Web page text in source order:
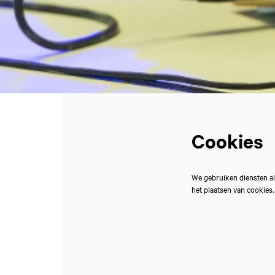
Cookies
We gebruiken diensten
het plaatsen van cookies.